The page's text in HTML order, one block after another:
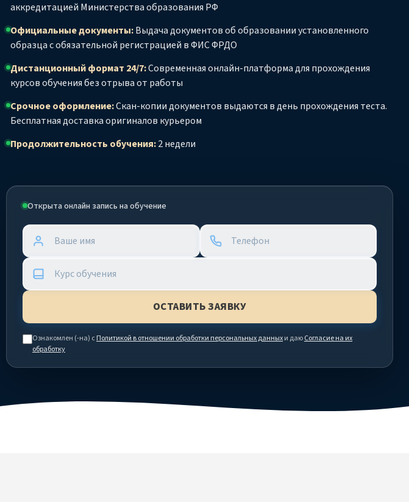
аккредитацией Министерства образования РФ
Официальные документы:Выдача документов об образовании установленного
образца с обязательной регистрацией в ФИС ФРДО
Дистанционный формат 24/7:Современная онлайн-платформа для прохождения
курсов обучения без отрыва от работы
Срочное оформление:Скан-копии документов выдаются в день прохождения теста.
Бесплатная доставка оригиналов курьером
Продолжительность обучения:2 недели
Открыта онлайн запись на обучение
Ознакомлен (-на) сПолитикой в отношении обработки персональных данныхи даюСогласие на их
обработку